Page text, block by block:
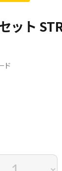
ット
ド